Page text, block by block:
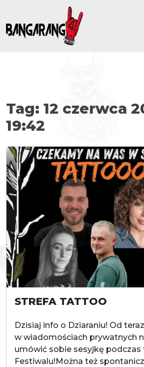
Tag: 12 czerwca
19:42
STREFA TATTOO
Dzisiaj info o Dziaraniu! Od
w wiadomościach prywatnych
umówić sobie sesyjkę podczas
Festiwalu!Można też